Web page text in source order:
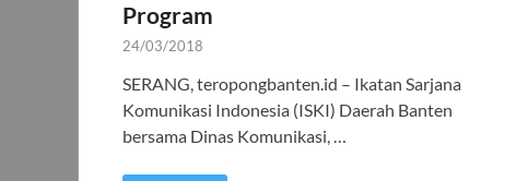
Program
24/03/2018
SERANG, teropongbanten.id – Ikatan Sarjana
Komunikasi Indonesia (ISKI) Daerah Banten
bersama Dinas Komunikasi, …